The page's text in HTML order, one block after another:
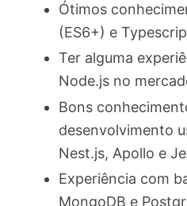
Ótimos
(ES6+) e
Ter alguma
Node.js no
Bons
desenvolvimento
Nest.js, Apollo e
Experiência com
MongoDB e